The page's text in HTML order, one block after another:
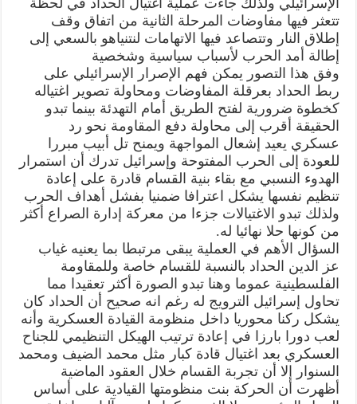
تتعثر فيها مفاوضات المرحلة الثانية من اتفاق وقف
إطلاق النار وتتصاعد فيها الاتهامات لنتنياهو بالسعي إلى
إطالة أمد الحرب لأسباب سياسية وشخصية
وفق هذا التصور يمكن فهم الإصرار الإسرائيلي على
ربط الحداد بعرقلة المفاوضات ومحاولة تصوير اغتياله
كخطوة ضرورية لفتح الطريق أمام التهدئة بينما تبدو
الحقيقة أقرب إلى محاولة دفع المقاومة نحو رد
عسكري يعيد إشعال المواجهة ويمنح تل أبيب مبررا
للعودة إلى الحرب المفتوحة وإسرائيل تدرك أن استمرار
الهدوء النسبي مع بقاء بنية القسام قادرة على إعادة
تنظيم نفسها يشكل اعترافا ضمنيا بفشل أهداف الحرب
ولذلك تبدو الاغتيالات جزءا من معركة إدارة الصراع أكثر
من كونها حلا نهائيا له.
السؤال الأهم في العملية يبقى مرتبطا بما يعنيه غياب
عز الدين الحداد بالنسبة للقسام خاصة وللمقاومة
الفلسطينية عموما وهنا تبدو الصورة أكثر تعقيدا مما
تحاول إسرائيل الترويج له رغم انه صحيح أن الحداد كان
يشكل ركنا محوريا داخل منظومة القيادة العسكرية وأنه
لعب دورا بارزا في إعادة ترتيب الهيكل التنظيمي للجناح
العسكري بعد اغتيال قادة كبار مثل محمد الضيف ومحمد
السنوار إلا أن تجربة القسام خلال العقود الماضية
أظهرت أن الحركة بنت منظومتها القيادية على أساس